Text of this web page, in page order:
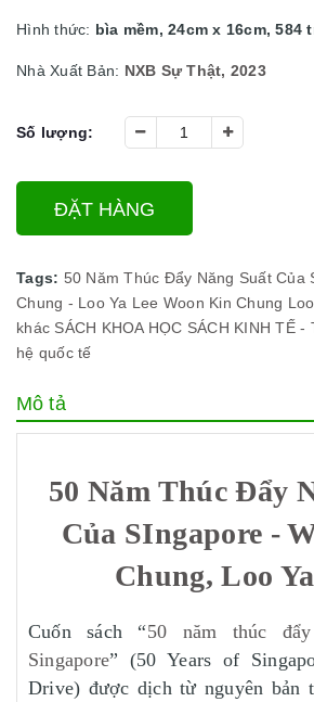
Hình thức: bìa mềm, 24cm x 16cm, 584
Nhà Xuất Bản: NXB Sự Thật, 2023
Số lượng:
ĐẶT HÀNG
Tags: 50 Năm Thúc Đẩy Năng Suất Của
Chung - Loo Ya Lee Woon Kin Chung
khác SÁCH KHOA HỌC SÁCH KINH TẾ -
hệ quốc tế
Mô tả
50 Năm Thúc Đẩy
Của SIngapore -
Chung, Loo
Cuốn sách “50 năm thúc
Singapore” (50 Years of
Drive) được dịch từ nguyên bản